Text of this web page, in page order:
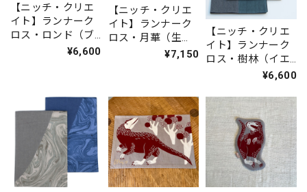
【ニッチ・クリエ
イト】ランナーク
ロス・ロンド（ブ
ラック・ベージ¥6,600
【ニッチ・クリエ
イト】ランナーク
ロス・月華（生
¥7,150
【ニッチ・クリエ
イト】ランナーク
ロス・樹林（イエ
ロー）IKI1382¥6,600